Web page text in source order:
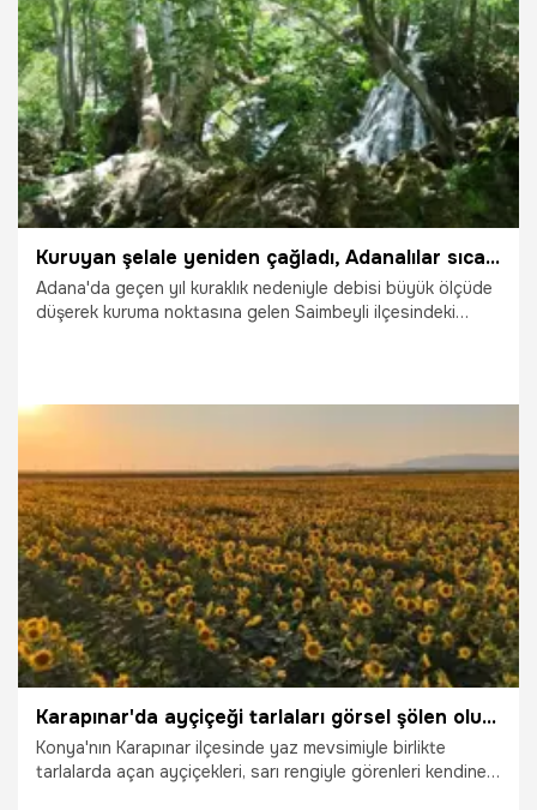
31.07.2026 Gündem
Kuruyan şelale yeniden çağladı, Adanalılar sıcaktan buraya akın ediyor
Adana'da geçen yıl kuraklık nedeniyle debisi büyük ölçüde
düşerek kuruma noktasına gelen Saimbeyli ilçesindeki
vatandaşlar, serinlemek için yaklaşık 2 bin rakımlı Obruk
29.07.2026 Adana
Karapınar'da ayçiçeği tarlaları görsel şölen oluşturuyor
Konya'nın Karapınar ilçesinde yaz mevsimiyle birlikte
tarlalarda açan ayçiçekleri, sarı rengiyle görenleri kendine